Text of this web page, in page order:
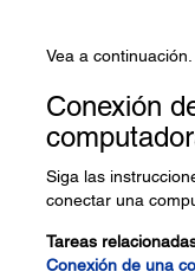
Vea a continuación.
Conexión
Siga las
conectar una
Tareas
Conexión de una